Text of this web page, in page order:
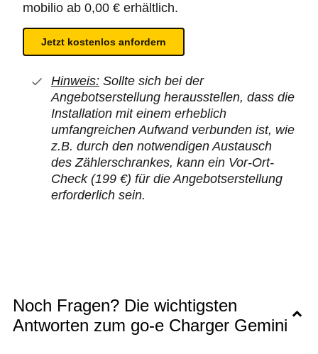
mobilio ab 0,00 € erhältlich.
Jetzt kostenlos anfordern
Hinweis: Sollte sich bei der
Angebotserstellung herausstellen, dass die
Installation mit einem erheblich
umfangreichen Aufwand verbunden ist, wie
z.B. durch den notwendigen Austausch
des Zählerschrankes, kann ein Vor-Ort-
Check (199 €) für die Angebotserstellung
erforderlich sein.
Noch Fragen? Die wichtigsten
Antworten zum go-e Charger Gemini